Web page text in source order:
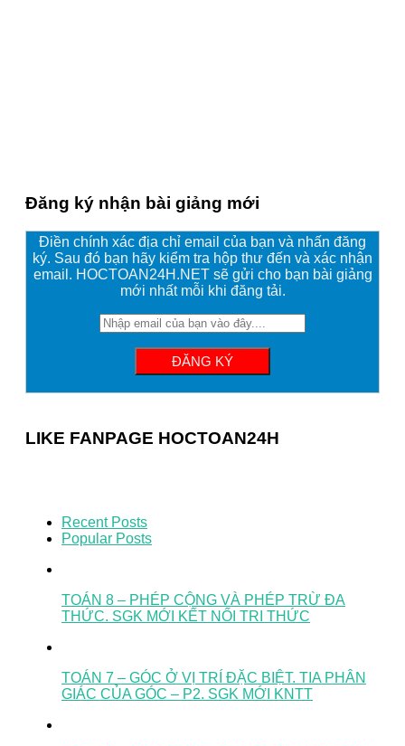
Đăng ký nhận bài giảng mới
Điền chính xác địa chỉ email của bạn và nhấn đăng
ký. Sau đó bạn hãy kiểm tra hộp thư đến và xác nhận
email. HOCTOAN24H.NET sẽ gửi cho bạn bài giảng
mới nhất mỗi khi đăng tải.
LIKE FANPAGE HOCTOAN24H
Recent Posts
Popular Posts
TOÁN 8 – PHÉP CỘNG VÀ PHÉP TRỪ ĐA
THỨC. SGK MỚI KẾT NỐI TRI THỨC
TOÁN 7 – GÓC Ở VỊ TRÍ ĐẶC BIỆT. TIA PHÂN
GIÁC CỦA GÓC – P2. SGK MỚI KNTT